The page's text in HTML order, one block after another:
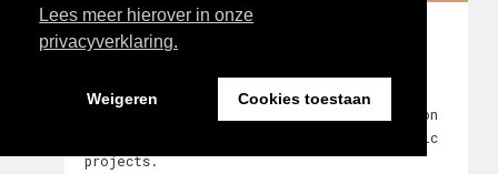
Lees meer hierover in onze
privacyverklaring.
Weigeren Cookies toestaan
JEILUSTRA SHOWREEL
2D animation, art direction, illustration
and animation for commercial and artistic
projects.